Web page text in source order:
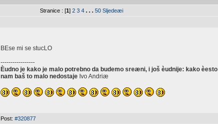
Stranice : [1] 2 3 4 . . . 50 Sljedeæi
BEse mi se stucLO
-----------------
Èudno je kako je malo potrebno da budemo sreæni, i još èudnije: kako èesto
nam baš to malo nedostaje Ivo Andriæ
Post: #320877